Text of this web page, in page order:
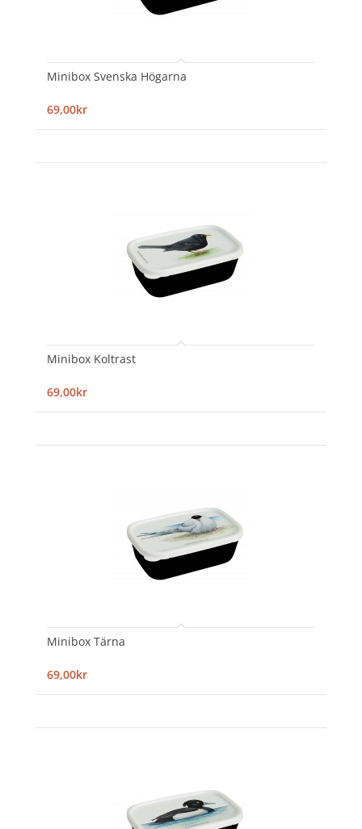
Minibox Svenska Högarna
69,00kr
Minibox Koltrast
69,00kr
Minibox Tärna
69,00kr